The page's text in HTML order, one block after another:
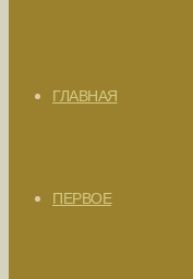
ГЛАВНАЯ
ПЕРВОЕ